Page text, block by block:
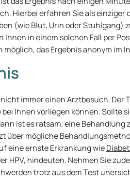
Hierbei erfahren Sie als einziger
(wie Blut, Urin oder Stuhlgang)
Ihnen in einem solchen Fall per
möglich, das Ergebnis anonym im
immer einen Arztbesuch. Der
Ihnen vorliegen können. Sollte
ist es ratsam, eine Behandlung
über mögliche
eine ernste Erkrankung wie
HPV, hindeuten. Nehmen Sie
trotz aus dem Test